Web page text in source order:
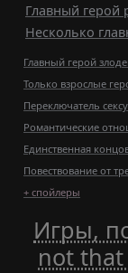
Главный герой
Несколько
Главный герой
Только взрослые
Переключатель
Романтические
Единственная
Повествование от
+ спойлеры
Игры,
not